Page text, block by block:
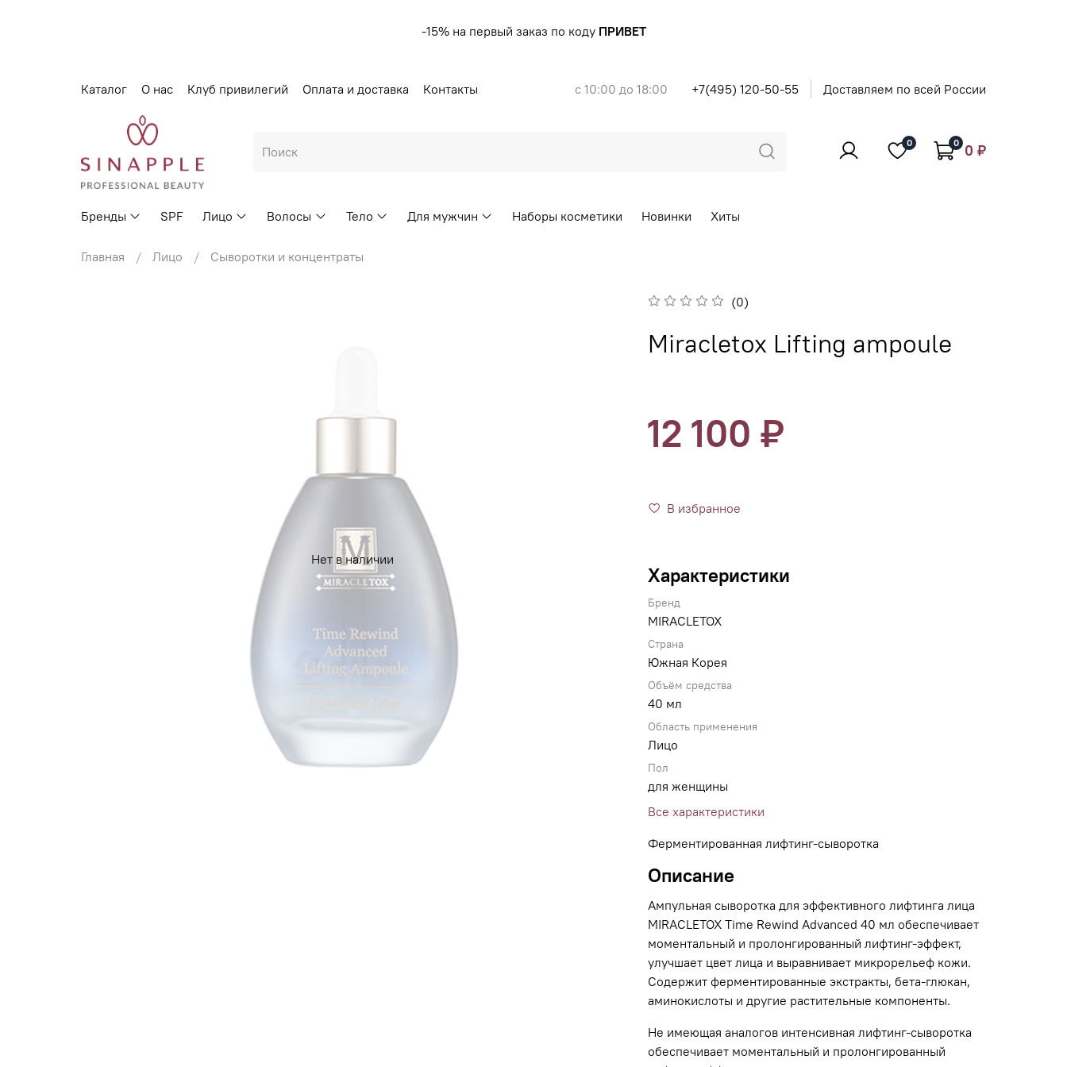
-15% на первый заказ по коду ПРИВЕТ
Каталог О нас Клуб привилегий Оплата и доставка Контакты с 10:00 до 18:00 +7(495) 120-50-55 Доставляем по всей России
0 0 0 ₽
Бренды SPF Лицо Волосы Тело Для мужчин Наборы косметики Новинки Хиты
Главная Лицо Сыворотки и концентраты
Нет в наличии
(0)
Miracletox Lifting ampoule
12 100 ₽
В избранное
Характеристики
Бренд
MIRACLETOX
Страна
Южная Корея
Объём средства
40 мл
Область применения
Лицо
Пол
для женщины
Все характеристики
Ферментированная лифтинг-сыворотка
Описание
Ампульная сыворотка для эффективного лифтинга лица
MIRACLETOX Time Rewind Advanced 40 мл обеспечивает
моментальный и пролонгированный лифтинг-эффект,
улучшает цвет лица и выравнивает микрорельеф кожи.
Содержит ферментированные экстракты, бета-глюкан,
аминокислоты и другие растительные компоненты.
Не имеющая аналогов интенсивная лифтинг-сыворотка
обеспечивает моментальный и пролонгированный